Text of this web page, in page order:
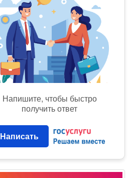
Напишите, чтобы быстро
получить ответ
Написать